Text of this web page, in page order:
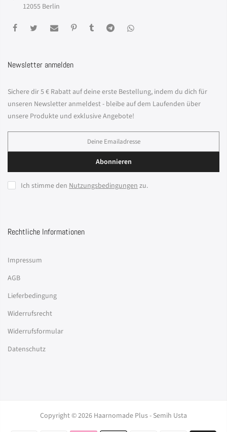
12055 Berlin
Newsletter anmelden
Sichere dir 5 € Rabatt auf deine erste Bestellung, indem du dich für
unseren Newsletter anmeldest - bleibe auf dem Laufenden über
unsere Produkte und exklusive Angebote!
Abonnieren
Ich stimme den Nutzungsbedingungenzu.
Rechtliche Informationen
Impressum
AGB
Lieferbedingung
Widerrufsrecht
Widerrufsformular
Datenschutz
Copyright © 2026 Haarnomade Plus - Semih Usta